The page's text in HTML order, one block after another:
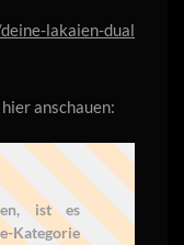
lakaien-dual
anschauen:
ist es